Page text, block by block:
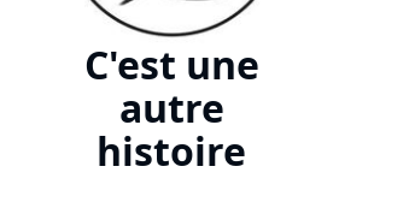
C'est une
autre
histoire